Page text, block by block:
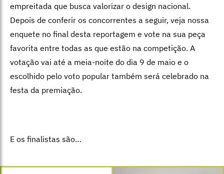
empreitada que busca valorizar o design nacional.
Depois de conferir os concorrentes a seguir, veja nossa
enquete no final desta reportagem e vote na sua peça
favorita entre todas as que estão na competição. A
votação vai até a meia-noite do dia 9 de maio e o
escolhido pelo voto popular também será celebrado na
festa da premiação.
E os finalistas são…